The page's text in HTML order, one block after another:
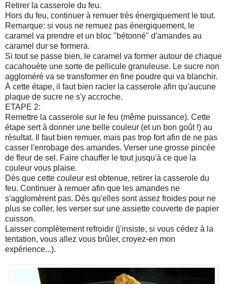
Retirer la casserole du feu.
Hors du feu, continuer à remuer très énergiquement le tout.
Remarque: si vous ne remuez pas énergiquement, le
caramel va prendre et un bloc "bétonné" d'amandes au
caramel dur se formera.
Si tout se passe bien, le caramel va former autour de chaque
cacahouète une sorte de pellicule granuleuse. Le sucre non
aggloméré va se transformer en fine poudre qui va blanchir.
À cette étape, il faut bien racler la casserole afin qu'aucune
plaque de sucre ne s'y accroche.
ETAPE 2:
Remettre la casserole sur le feu (même puissance). Cette
étape sert à donner une belle couleur (et un bon goût !) au
résultat. Il faut bien remuer, mais pas trop fort afin de ne pas
casser l'enrobage des amandes. Verser une grosse pincée
de fleur de sel. Faire chauffer le tout jusqu'à ce que la
couleur vous plaise.
Dès que cette couleur est obtenue, retirer la casserole du
feu. Continuer à remuer afin que les amandes ne
s'agglomèrent pas. Dès qu'elles sont assez froides pour ne
plus se coller, les verser sur une assiette couverte de papier
cuisson.
Laisser complètement refroidir (j'insiste, si vous cédez à la
tentation, vous allez vous brûler, croyez-en mon
expérience...).